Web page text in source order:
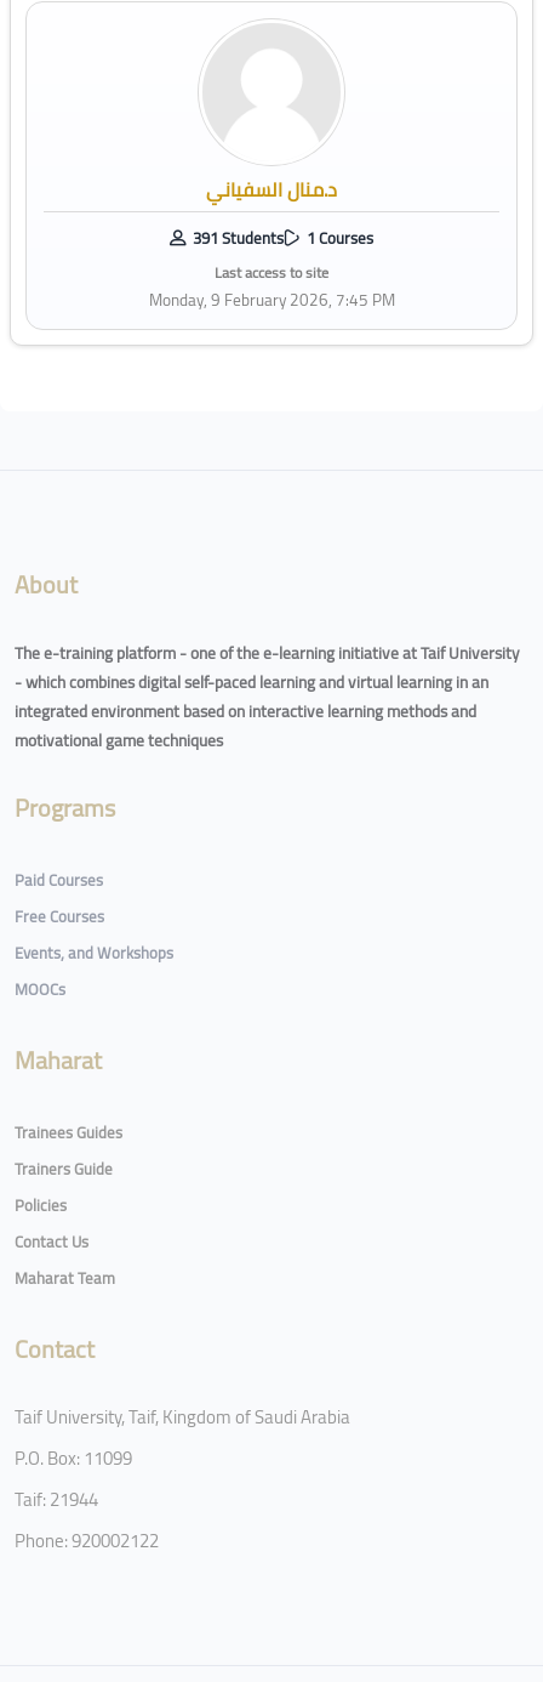
د.منال السفياني
391 Students 1 Courses
Last access to site
Monday, 9 February 2026, 7:45 PM
About
The e-training platform - one of the e-learning initiative at Taif University
- which combines digital self-paced learning and virtual learning in an
integrated environment based on interactive learning methods and
motivational game techniques
Programs
Paid Courses
Free Courses
Events, and Workshops
MOOCs
Maharat
Trainees Guides
Trainers Guide
Policies
Contact Us
Maharat Team
Contact
Taif University, Taif, Kingdom of Saudi Arabia
P.O. Box: 11099
Taif: 21944
Phone: 920002122